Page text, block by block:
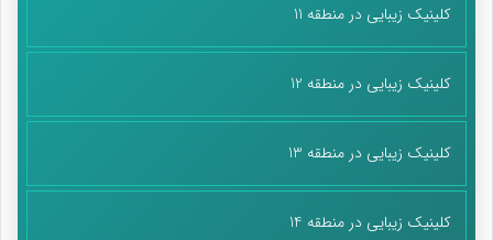
کلینیک زیبایی در منطقه 11
کلینیک زیبایی در منطقه 12
کلینیک زیبایی در منطقه 13
کلینیک زیبایی در منطقه 14